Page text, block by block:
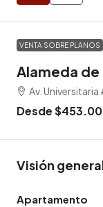
VENTA SOBRE PLANOS
Alameda de
Av.
Desde
Visión
Apartamento